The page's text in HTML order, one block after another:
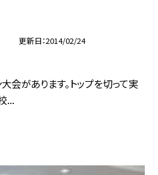
更新日 2014/02/24
会があります。トップを切って実
...